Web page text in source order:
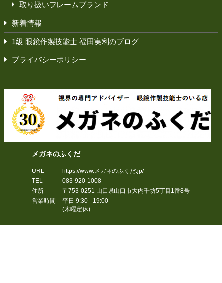
取り扱いフレームブランド
新着情報
1級 眼鏡作製技能士 福田実利のブログ
プライバシーポリシー
メガネのふくだ
URL
https://www.メガネのふくだ.jp/
TEL
083-920-1008
住所
〒753-0251 山口県山口市大内千坊5丁目1番8号
営業時間
平日 9:30 - 19:00
(木曜定休)